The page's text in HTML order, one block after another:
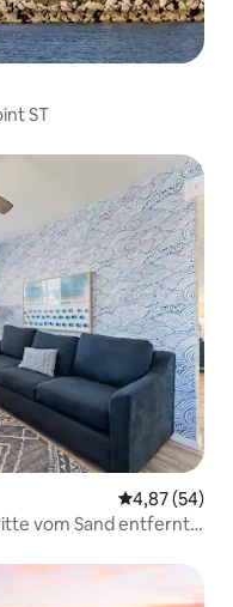
Schönes Resort in Harbortown Point ST
4,87 (54)
vom Sand entfernt,